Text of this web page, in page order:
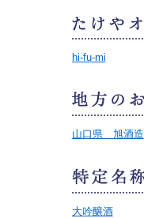
hi-fu-mi
山口県 旭酒造
大吟醸酒